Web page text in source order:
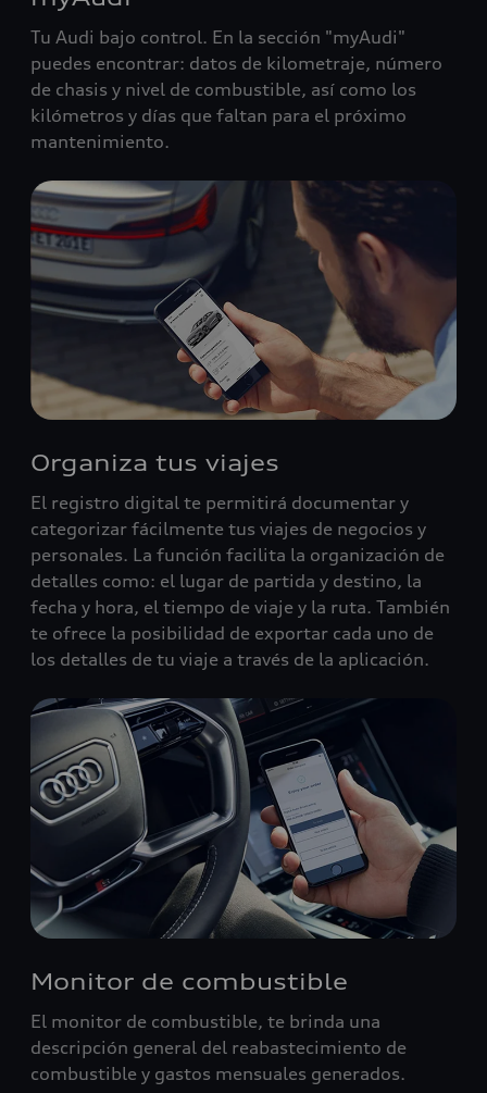
Tu Audi bajo control. En la sección "myAudi"
puedes encontrar: datos de kilometraje, número
de chasis y nivel de combustible, así como los
kilómetros y días que faltan para el próximo
mantenimiento.
Organiza tus viajes
El registro digital te permitirá documentar y
categorizar fácilmente tus viajes de negocios y
personales. La función facilita la organización de
detalles como: el lugar de partida y destino, la
fecha y hora, el tiempo de viaje y la ruta. También
te ofrece la posibilidad de exportar cada uno de
los detalles de tu viaje a través de la aplicación.
Monitor de combustible
El monitor de combustible, te brinda una
descripción general del reabastecimiento de
combustible y gastos mensuales generados.